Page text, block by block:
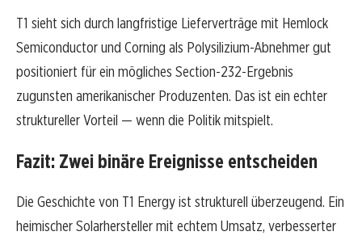
T1 sieht sich durch langfristige Lieferverträge mit Hemlock
Semiconductor und Corning als Polysilizium-Abnehmer gut
positioniert für ein mögliches Section-232-Ergebnis
zugunsten amerikanischer Produzenten. Das ist ein echter
struktureller Vorteil — wenn die Politik mitspielt.
Fazit: Zwei binäre Ereignisse entscheiden
Die Geschichte von T1 Energy ist strukturell überzeugend. Ein
heimischer Solarhersteller mit echtem Umsatz, verbesserter